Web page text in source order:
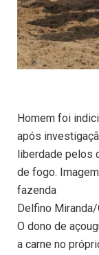
Homem foi
após
liberdade pelos
de fogo.
fazenda
Delfino
O dono de
a carne no